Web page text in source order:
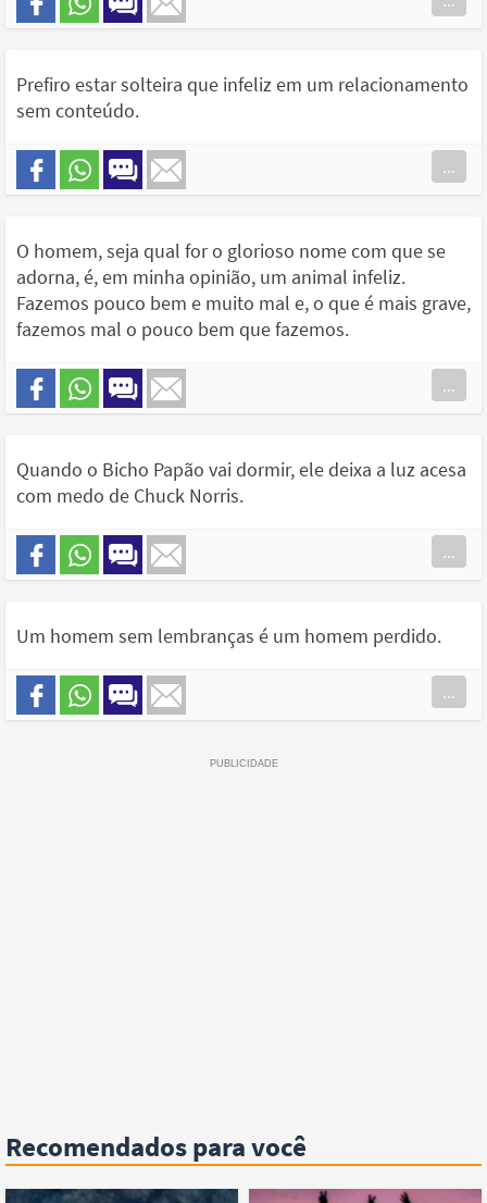
Prefiro estar solteira que infeliz em um relacionamento
sem conteúdo.
...
O homem, seja qual for o glorioso nome com que se
adorna, é, em minha opinião, um animal infeliz.
Fazemos pouco bem e muito mal e, o que é mais grave,
fazemos mal o pouco bem que fazemos.
...
Quando o Bicho Papão vai dormir, ele deixa a luz acesa
com medo de Chuck Norris.
...
Um homem sem lembranças é um homem perdido.
...
Recomendados para você